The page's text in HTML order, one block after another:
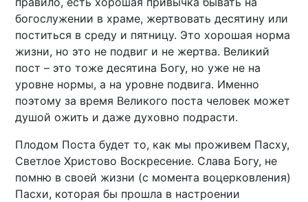
богослужении в храме, жертвовать десятину или
поститься в среду и пятницу. Это хорошая норма
жизни, но это не подвиг и не жертва. Великий
пост – это тоже десятина Богу, но уже не на
уровне нормы, а на уровне подвига. Именно
поэтому за время Великого поста человек может
душой ожить и даже духовно подрасти.
Плодом Поста будет то, как мы проживем Пасху,
Светлое Христово Воскресение. Слава Богу, не
помню в своей жизни (с момента воцерковления)
Пасхи, которая бы прошла в настроении